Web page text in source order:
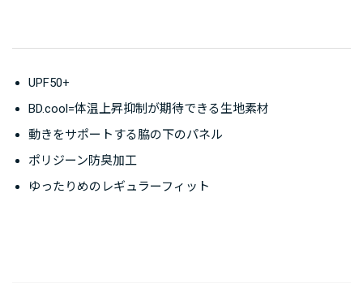
UPF50+
BD.cool=体温上昇抑制が期待できる生地素材
動きをサポートする脇の下のパネル
ポリジーン防臭加工
ゆったりめのレギュラーフィット